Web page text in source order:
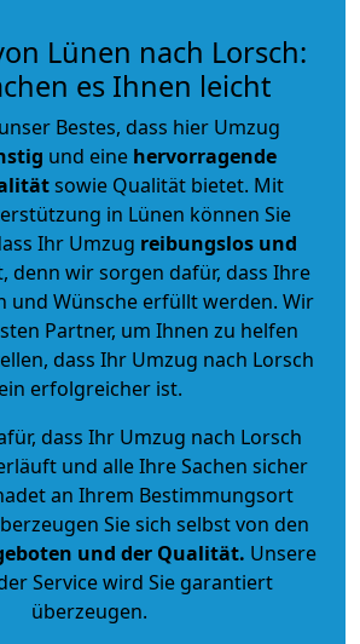
Lünen nach Lorsch:
es Ihnen leicht
Bestes, dass hier Umzug
und eine hervorragende
sowie Qualität bietet. Mit
in Lünen können Sie
Ihr Umzug reibungslos und
denn wir sorgen dafür, dass Ihre
und Wünsche erfüllt werden. Wir
Partner, um Ihnen zu helfen
dass Ihr Umzug nach Lorsch
ein erfolgreicher ist.
dass Ihr Umzug nach Lorsch
und alle Ihre Sachen sicher
an Ihrem Bestimmungsort
Sie sich selbst von den
und der Qualität. Unsere
Service wird Sie garantiert
überzeugen.